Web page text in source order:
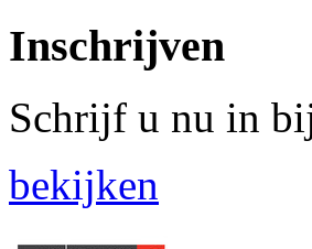
Inschrijven
Schrijf u nu in
bekijken